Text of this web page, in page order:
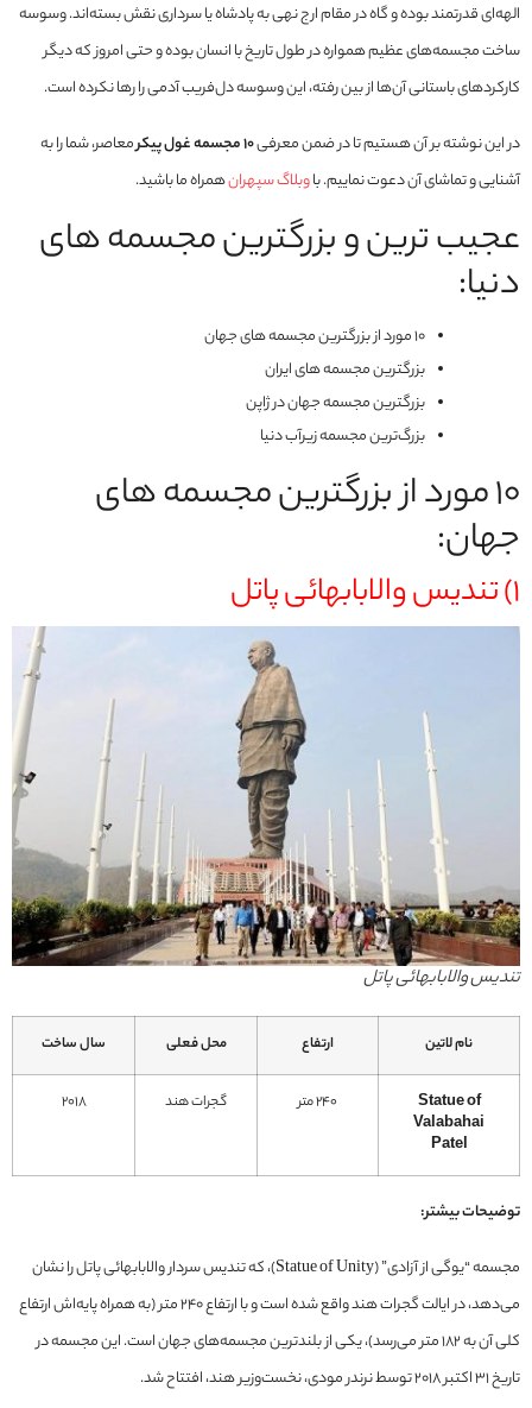
الهه‌ای قدرتمند بوده و گاه در مقام ارج نهی به پادشاه یا سرداری نقش بسته‌اند. وسوسه
ساخت مجسمه‌های عظیم همواره در طول تاریخ با انسان بوده و حتی امروز که دیگر
کارکردهای باستانی آن‌ها از بین رفته، این وسوسه دل‌فریب آدمی را رها نکرده است.
در این نوشته بر آن هستیم تا در ضمن معرفی
معاصر، شما را به
آشنایی و تماشای آن دعوت نماییم. باوبلاگ سپهرانهمراه ما باشید.
عجیب ترین و بزرگترین مجسمه های
دنیا:
10 مورد از بزرگترین مجسمه های جهان
بزرگترین مجسمه های ایران
بزرگترین مجسمه جهان در ژاپن
بزرگ‌ترین مجسمه زیرآب دنیا
10 مورد از بزرگترین مجسمه های
جهان:
1) تندیس والابابهائی پاتل
تندیس والابابهائی پاتل
نام لاتین ارتفاع محل فعلی سال ساخت
Statue of
Valabahai
Patel
240 متر گجرات هند 2018
توضیحات بیشتر:
مجسمه “یوگی از آزادی” (Statue of Unity)، که تندیس سردار والابابهائی پاتل را نشان
می‌دهد، در ایالت گجرات هند واقع شده است و با ارتفاع ۲۴۰ متر (به همراه پایه‌اش ارتفاع
کلی آن به ۱۸۲ متر می‌رسد)، یکی از بلندترین مجسمه‌های جهان است. این مجسمه در
تاریخ ۳۱ اکتبر ۲۰۱۸ توسط نرندر مودی، نخست‌وزیر هند، افتتاح شد.